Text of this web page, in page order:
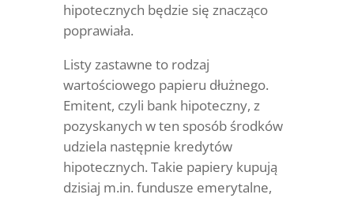
hipotecznych będzie się znacząco
poprawiała.
Listy zastawne to rodzaj
wartościowego papieru dłużnego.
Emitent, czyli bank hipoteczny, z
pozyskanych w ten sposób środków
udziela następnie kredytów
hipotecznych. Takie papiery kupują
dzisiaj m.in. fundusze emerytalne,